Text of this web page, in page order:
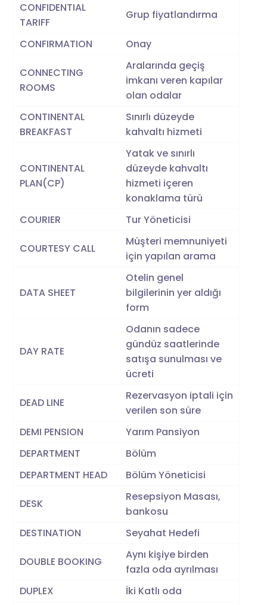
CONFIDENTIAL
TARIFF
Grup fiyatlandırma
CONFIRMATION Onay
CONNECTING
ROOMS
Aralarında geçiş
imkanı veren kapılar
olan odalar
CONTINENTAL
BREAKFAST
Sınırlı düzeyde
kahvaltı hizmeti
CONTINENTAL
PLAN(CP)
Yatak ve sınırlı
düzeyde kahvaltı
hizmeti içeren
konaklama türü
COURIER
Tur Yöneticisi
COURTESY CALL
Müşteri memnuniyeti
için yapılan arama
DATA SHEET
Otelin genel
bilgilerinin yer aldığı
form
DAY RATE
Odanın sadece
gündüz saatlerinde
satışa sunulması ve
ücreti
DEAD LINE
Rezervasyon iptali için
verilen son süre
DEMI PENSION
Yarım Pansiyon
DEPARTMENT
Bölüm
DEPARTMENT HEAD
Bölüm Yöneticisi
DESK
Resepsiyon Masası,
bankosu
DESTINATION
Seyahat Hedefi
DOUBLE BOOKING
Aynı kişiye birden
fazla oda ayrılması
DUPLEX
İki Katlı oda